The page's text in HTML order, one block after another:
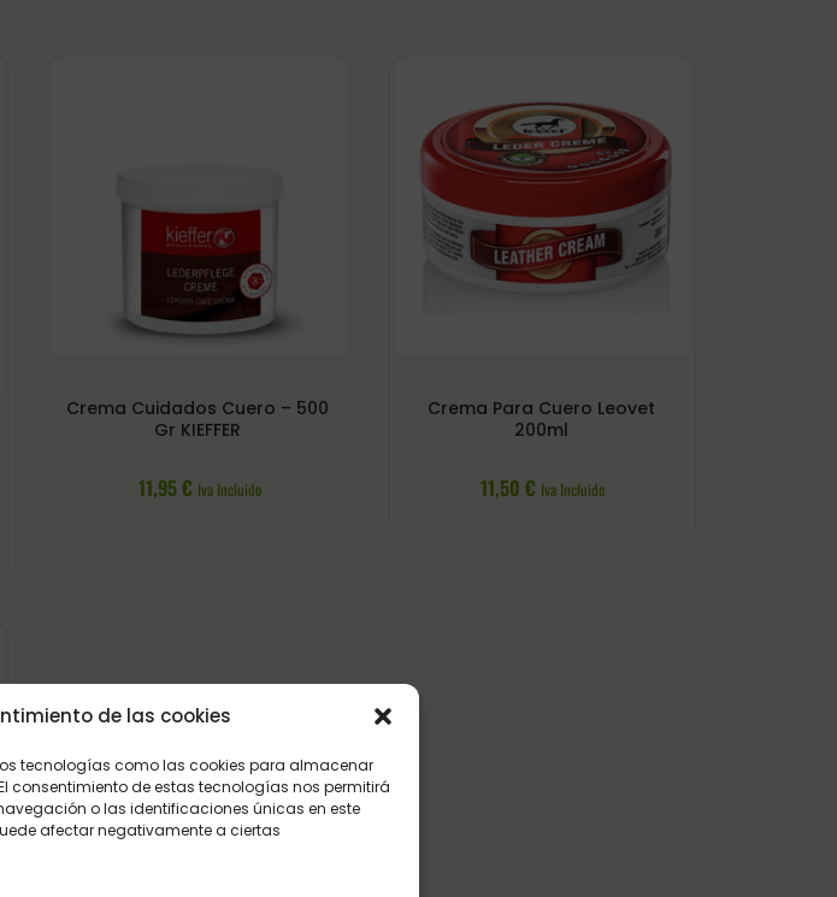
de las cookies
tecnologías como las cookies para almacenar
consentimiento de estas tecnologías nos permitirá
o las identificaciones únicas en este
afectar negativamente a ciertas
Crema Cuidados Cuero – 500
Gr KIEFFER
11,95€ Iva Incluido
Crema Para Cuero Leovet
200ml
11,50 € Iva Incluido